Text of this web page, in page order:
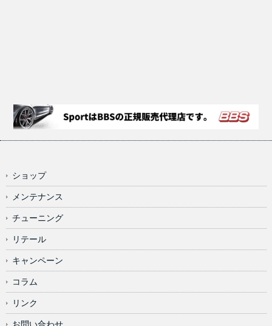
ショップ
メンテナンス
チューニング
リテール
キャンペーン
コラム
リンク
お問い合わせ